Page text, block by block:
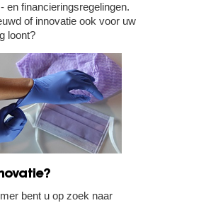
en financieringsregelingen.
of innovatie ook voor uw
loont?
bent u op zoek naar